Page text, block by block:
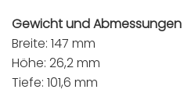
Gewicht und Abmessungen
Breite: 147 mm
Höhe: 26,2 mm
Tiefe: 101,6 mm